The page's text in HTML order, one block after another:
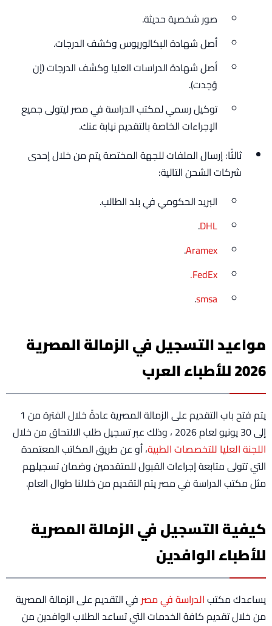
صور شخصية حديثة.
أصل شهادة البكالوريوس وكشف الدرجات.
أصل شهادة الدراسات العليا وكشف الدرجات (إن
وُجدت).
توكيل رسمي لمكتب الدراسة في مصر ليتولى جميع
الإجراءات الخاصة بالتقديم نيابة عنك.
ثالثًا: إرسال الملفات للجهة المختصة يتم من خلال إحدى
شركات الشحن التالية:
البريد الحكومي في بلد الطالب.
DHL
.
Aramex
.
FedEx.
smsa
.
مواعيد التسجيل في الزمالة المصرية
2026 للأطباء العرب
يتم فتح باب التقديم على الزمالة المصرية عادةً خلال الفترة من 1
إلى 30 يونيو لعام 2026 ، وذلك عبر تسجيل طلب الالتحاق من خلال
اللجنة العليا للتخصصات الطبية، أو عن طريق المكاتب المعتمدة
التي تتولى متابعة إجراءات القبول للمتقدمين وضمان تسجيلهم
مثل مكتب الدراسة في مصر يتم التقديم من خلالنا طوال العام.
كيفية التسجيل في الزمالة المصرية
للأطباء الوافدين
يساعدك مكتبالدراسة في مصرفي التقديم على الزمالة المصرية
من خلال تقديم كافة الخدمات التي تساعد الطلاب الوافدين من